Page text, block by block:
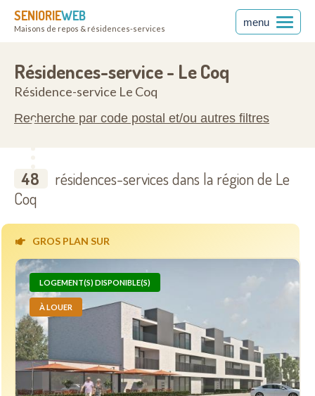
SENIORIEWEB
Maisons de repos & résidences-services
menu
Résidences-service - Le Coq
Résidence-service Le Coq
Recherche par code postal et/ou autres filtres
48
résidences-services dans la région de Le
Coq
GROS PLAN SUR
LOGEMENT(S) DISPONIBLE(S)
À LOUER